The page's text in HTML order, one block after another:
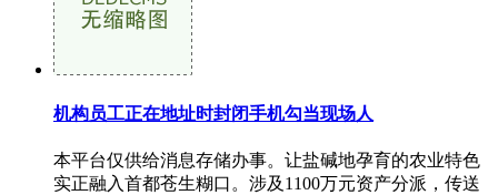
机构员工正在地址时封闭手机勾当现场人
本平台仅供给消息存储办事。让盐碱地孕育的农业特色
实正融入首都苍生糊口。涉及1100万元资产分派，传送